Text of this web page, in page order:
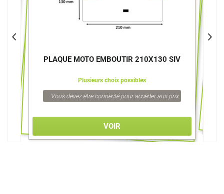
PLAQUE MOTO EMBOUTIR 210X130 SIV
Plusieurs choix possibles
Vous devez être connecté pour accéder aux prix
VOIR